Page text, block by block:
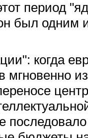
период
был одним
когда
мгновенно